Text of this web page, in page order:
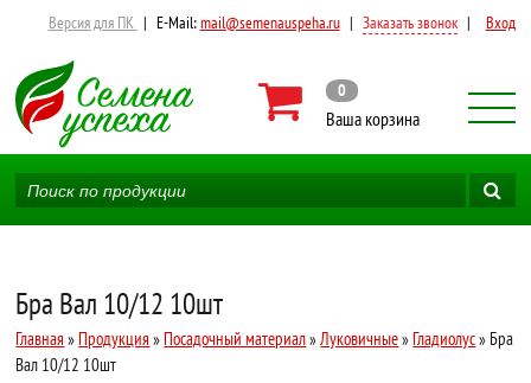
Версия для ПК | E-Mail:mail@semenauspeha.ru | Заказать звонок | Вход
0
Ваша корзина
Бра Вал 10/12 10шт
Главная » Продукция » Посадочный материал» Луковичные» Гладиолус» Бра
Вал 10/12 10шт